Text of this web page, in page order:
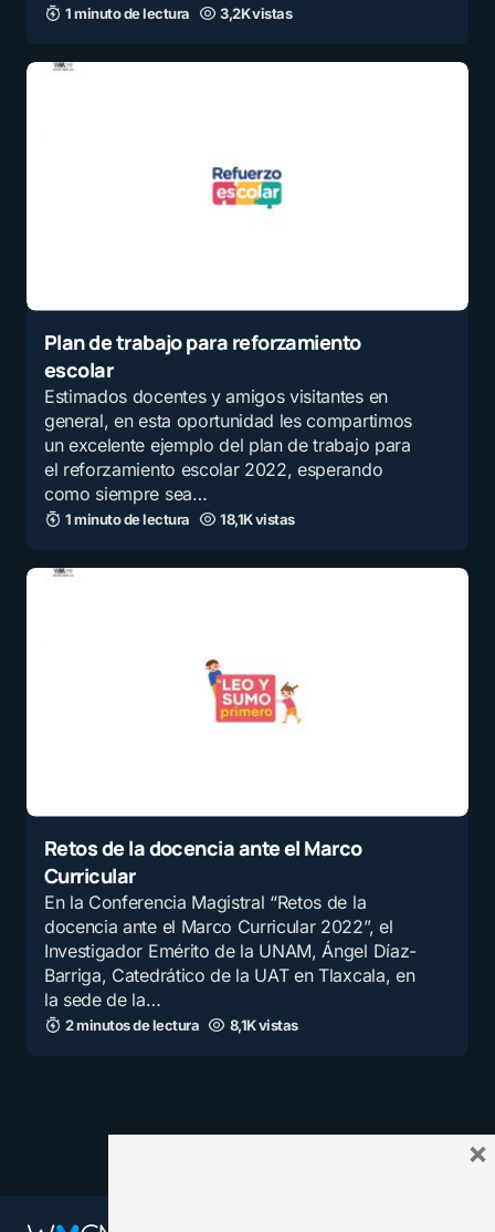
1 minuto de lectura 3,2K vistas
Plan de trabajo para reforzamiento
escolar
Estimados docentes y amigos visitantes en
general, en esta oportunidad les compartimos
un excelente ejemplo del plan de trabajo para
el reforzamiento escolar 2022, esperando
como siempre sea…
1 minuto de lectura 18,1K vistas
Retos de la docencia ante el Marco
Curricular
En la Conferencia Magistral “Retos de la
docencia ante el Marco Curricular 2022”, el
Investigador Emérito de la UNAM, Ángel Díaz-
Barriga, Catedrático de la UAT en Tlaxcala, en
la sede de la…
2 minutos de lectura 8,1K vistas
×